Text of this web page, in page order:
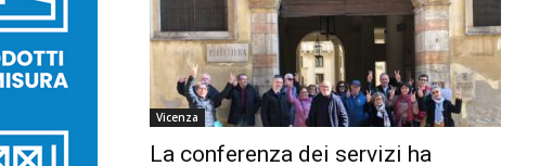
Vicenza
La conferenza dei servizi ha